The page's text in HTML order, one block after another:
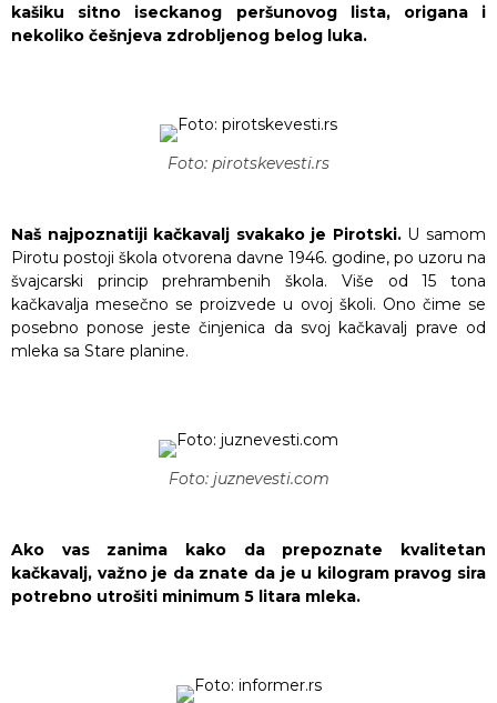
kašiku sitno iseckanog peršunovog lista, origana i
nekoliko češnjeva zdrobljenog belog luka.
Foto: pirotskevesti.rs
Naš najpoznatiji kačkavalj svakako je Pirotski. U samom
Pirotu postoji škola otvorena davne 1946. godine, po uzoru na
švajcarski princip prehrambenih škola. Više od 15 tona
kačkavalja mesečno se proizvede u ovoj školi. Ono čime se
posebno ponose jeste činjenica da svoj kačkavalj prave od
mleka sa Stare planine.
Foto: juznevesti.com
Ako vas zanima kako da prepoznate kvalitetan
kačkavalj, važno je da znate da je u kilogram pravog sira
potrebno utrošiti minimum 5 litara mleka.